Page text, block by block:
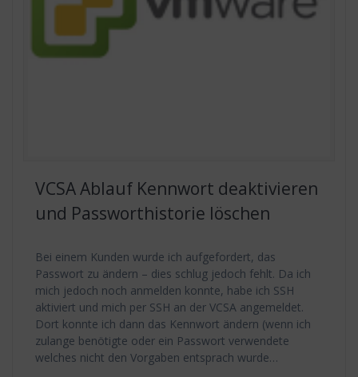
VCSA Ablauf Kennwort deaktivieren
und Passworthistorie löschen
Bei einem Kunden wurde ich aufgefordert, das
Passwort zu ändern – dies schlug jedoch fehlt. Da ich
mich jedoch noch anmelden konnte, habe ich SSH
aktiviert und mich per SSH an der VCSA angemeldet.
Dort konnte ich dann das Kennwort ändern (wenn ich
zulange benötigte oder ein Passwort verwendete
welches nicht den Vorgaben entsprach wurde…